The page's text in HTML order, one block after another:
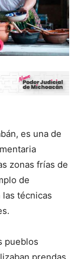
es una de
zonas frías de
de
técnicas
pueblos